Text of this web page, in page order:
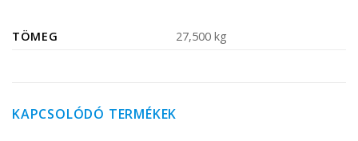
TÖMEG 27,500 kg
KAPCSOLÓDÓ TERMÉKEK